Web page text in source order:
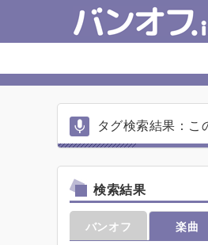
タグ検索結果：こ
検索結果
バンオフ
楽曲